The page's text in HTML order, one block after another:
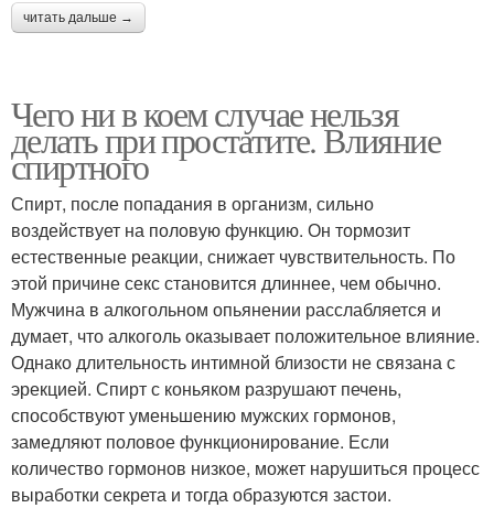
читать дальше →
Чего ни в коем случае нельзя
делать при простатите. Влияние
спиртного
Спирт, после попадания в организм, сильно
воздействует на половую функцию. Он тормозит
естественные реакции, снижает чувствительность. По
этой причине секс становится длиннее, чем обычно.
Мужчина в алкогольном опьянении расслабляется и
думает, что алкоголь оказывает положительное влияние.
Однако длительность интимной близости не связана с
эрекцией. Спирт с коньяком разрушают печень,
способствуют уменьшению мужских гормонов,
замедляют половое функционирование. Если
количество гормонов низкое, может нарушиться процесс
выработки секрета и тогда образуются застои.